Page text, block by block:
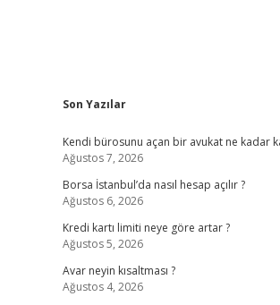
Sidebar
Son Yazılar
Kendi bürosunu açan bir avukat ne kadar
Ağustos 7, 2026
Borsa İstanbul’da nasıl hesap açılır ?
Ağustos 6, 2026
Kredi kartı limiti neye göre artar ?
Ağustos 5, 2026
Avar neyin kısaltması ?
Ağustos 4, 2026